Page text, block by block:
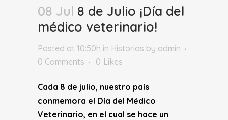
08 Jul 8 de Julio ¡Día del
médico veterinario!
Posted at 10:50h in Historias by admin
0 Comments
0 Likes
Cada 8 de julio, nuestro país
conmemora el Día del Médico
Veterinario, en el cual se hace un